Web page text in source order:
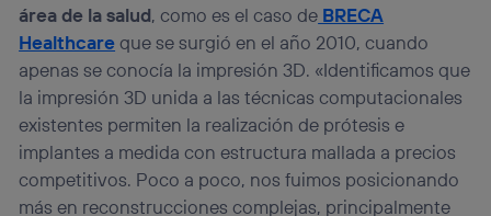
área de la salud, como es el caso de BRECA
Healthcareque se surgió en el año 2010, cuando
apenas se conocía la impresión 3D. «Identificamos que
la impresión 3D unida a las técnicas computacionales
existentes permiten la realización de prótesis e
implantes a medida con estructura mallada a precios
competitivos. Poco a poco, nos fuimos posicionando
más en reconstrucciones complejas, principalmente